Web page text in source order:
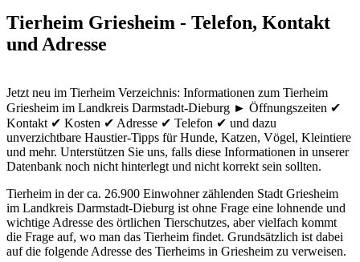
Tierheim Griesheim - Telefon, Kontakt
und Adresse
Jetzt neu im Tierheim Verzeichnis: Informationen zum Tierheim
Griesheim im Landkreis Darmstadt-Dieburg ► Öffnungszeiten ✔
Kontakt ✔ Kosten ✔ Adresse ✔ Telefon ✔ und dazu
unverzichtbare Haustier-Tipps für Hunde, Katzen, Vögel, Kleintiere
und mehr. Unterstützen Sie uns, falls diese Informationen in unserer
Datenbank noch nicht hinterlegt und nicht korrekt sein sollten.
Tierheim in der ca. 26.900 Einwohner zählenden Stadt Griesheim
im Landkreis Darmstadt-Dieburg ist ohne Frage eine lohnende und
wichtige Adresse des örtlichen Tierschutzes, aber vielfach kommt
die Frage auf, wo man das Tierheim findet. Grundsätzlich ist dabei
auf die folgende Adresse des Tierheims in Griesheim zu verweisen.